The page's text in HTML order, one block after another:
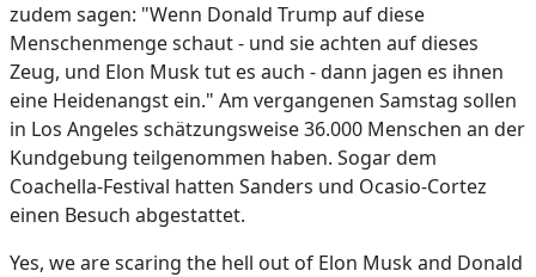
zudem sagen: "Wenn Donald Trump auf diese
Menschenmenge schaut - und sie achten auf dieses
Zeug, und Elon Musk tut es auch - dann jagen es ihnen
eine Heidenangst ein." Am vergangenen Samstag sollen
in Los Angeles schätzungsweise 36.000 Menschen an der
Kundgebung teilgenommen haben. Sogar dem
Coachella-Festival hatten Sanders und Ocasio-Cortez
einen Besuch abgestattet.
Yes, we are scaring the hell out of Elon Musk and Donald